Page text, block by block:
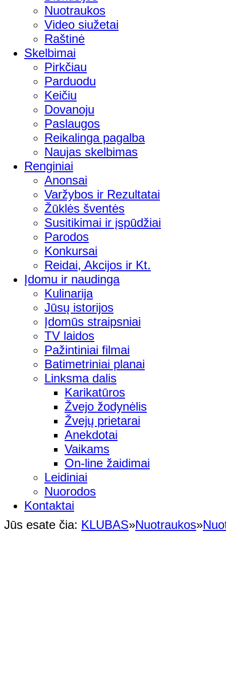
Nuotraukos
Video siužetai
Raštinė
Skelbimai
Pirkčiau
Parduodu
Keičiu
Dovanoju
Paslaugos
Reikalinga pagalba
Naujas skelbimas
Renginiai
Anonsai
Varžybos ir Rezultatai
Žūklės šventės
Susitikimai ir įspūdžiai
Parodos
Konkursai
Reidai, Akcijos ir Kt.
Įdomu ir naudinga
Kulinarija
Jūsų istorijos
Įdomūs straipsniai
TV laidos
Pažintiniai filmai
Batimetriniai planai
Linksma dalis
Karikatūros
Žvejo žodynėlis
Žvejų prietarai
Anekdotai
Vaikams
On-line žaidimai
Leidiniai
Nuorodos
Kontaktai
Jūs esate čia: KLUBAS»Nuotraukos»